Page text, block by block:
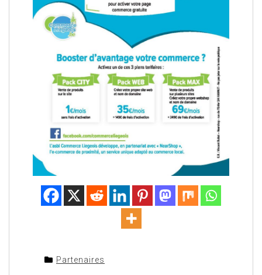
Partenaires